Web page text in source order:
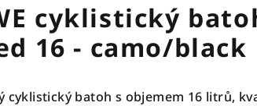
cyklistický
16 - camo/black
cyklistický batoh s objemem 16 litrů,